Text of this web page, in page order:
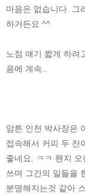
마음은 없습니다. 그
하거든요 ^^
노점 얘기 짧게 하려
음에 계속..
암튼 인천 박사장은
접속해서 커피 두 잔
좋네요. ㅋㅋ 왠지
쓰며 그간의 일들을
분명해지는것 같아